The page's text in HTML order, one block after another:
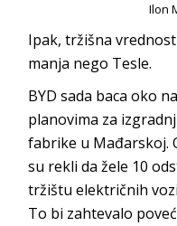
Ilon
Ipak, tržišna
manja nego Tesle.
BYD sada baca oko
planovima za
fabrike u Mađarskoj.
su rekli da žele 10
tržištu električnih
To bi zahtevalo